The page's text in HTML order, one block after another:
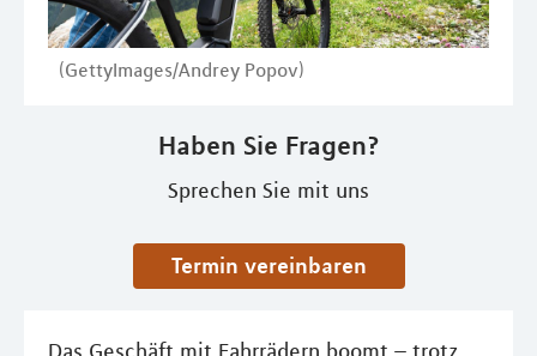
(GettyImages/Andrey Popov)
Haben Sie Fragen?
Sprechen Sie mit uns
Termin vereinbaren